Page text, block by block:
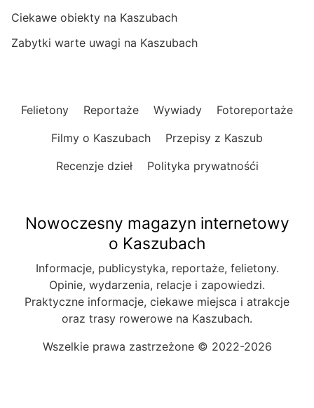
Ciekawe obiekty na Kaszubach
Zabytki warte uwagi na Kaszubach
Felietony Reportaże Wywiady
Fotoreportaże
Filmy o Kaszubach
Przepisy z Kaszub
Recenzje dzieł
Polityka prywatnośći
Nowoczesny magazyn internetowy
o Kaszubach
Informacje, publicystyka, reportaże, felietony.
Opinie, wydarzenia, relacje i zapowiedzi.
Praktyczne informacje, ciekawe miejsca i atrakcje
oraz trasy rowerowe na Kaszubach.
Wszelkie prawa zastrzeżone © 2022-2026